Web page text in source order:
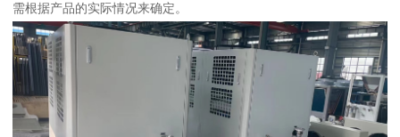
需根据产品的实际情况来确定。